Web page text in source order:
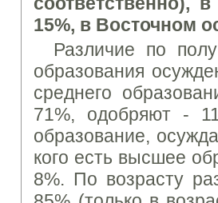
15%, в Восточном
Различие
по полу
образования
среднего
71%, одобряют -
образование,
кого есть высшее
8%. По возрасту